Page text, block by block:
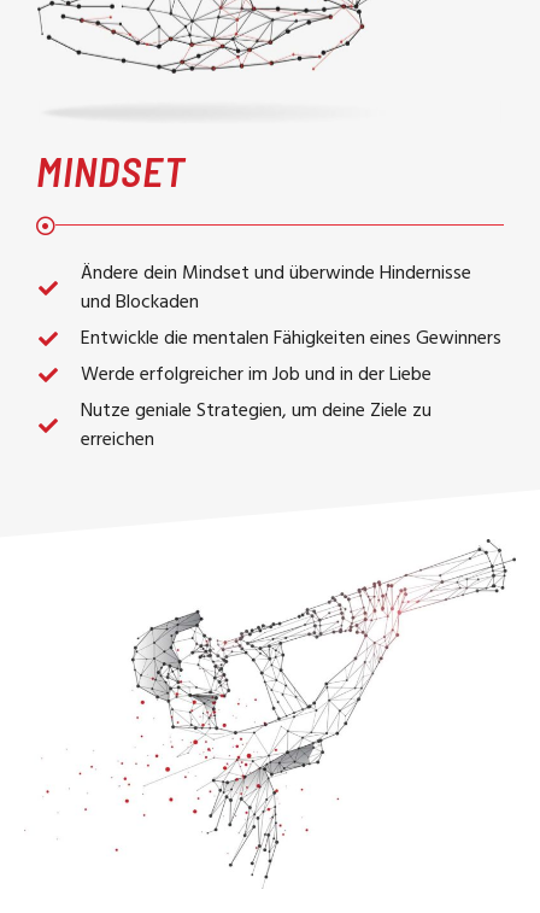
MINDSET
Ändere dein Mindset und überwinde Hindernisse
und Blockaden
Entwickle die mentalen Fähigkeiten eines Gewinners
Werde erfolgreicher im Job und in der Liebe
Nutze geniale Strategien, um deine Ziele zu
erreichen